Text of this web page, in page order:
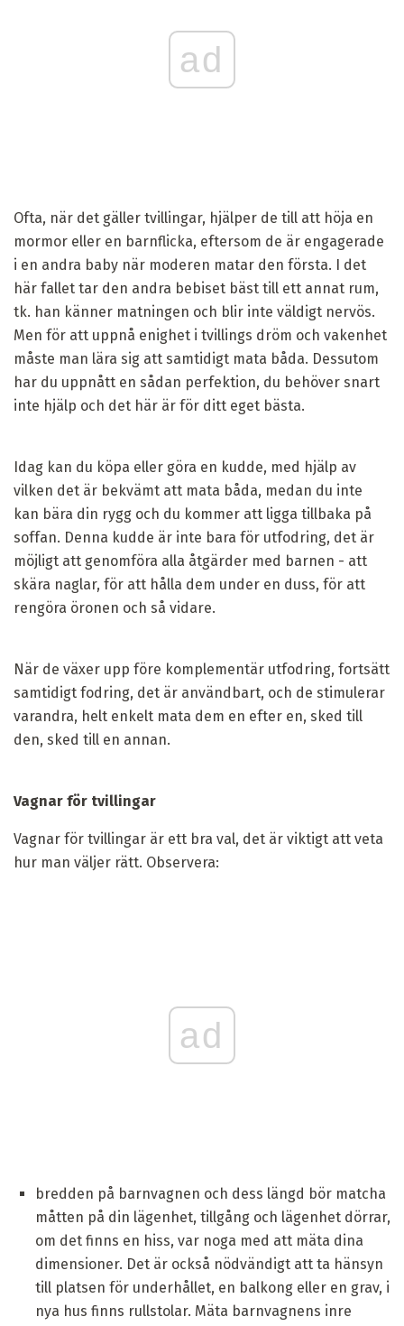
ad
Ofta, när det gäller tvillingar, hjälper de till att höja en
mormor eller en barnflicka, eftersom de är engagerade
i en andra baby när moderen matar den första. I det
här fallet tar den andra bebiset bäst till ett annat rum,
tk. han känner matningen och blir inte väldigt nervös.
Men för att uppnå enighet i tvillings dröm och vakenhet
måste man lära sig att samtidigt mata båda. Dessutom
har du uppnått en sådan perfektion, du behöver snart
inte hjälp och det här är för ditt eget bästa.
Idag kan du köpa eller göra en kudde, med hjälp av
vilken det är bekvämt att mata båda, medan du inte
kan bära din rygg och du kommer att ligga tillbaka på
soffan. Denna kudde är inte bara för utfodring, det är
möjligt att genomföra alla åtgärder med barnen - att
skära naglar, för att hålla dem under en duss, för att
rengöra öronen och så vidare.
När de växer upp före komplementär utfodring, fortsätt
samtidigt fodring, det är användbart, och de stimulerar
varandra, helt enkelt mata dem en efter en, sked till
den, sked till en annan.
Vagnar för tvillingar
Vagnar för tvillingar är ett bra val, det är viktigt att veta
hur man väljer rätt. Observera:
ad
bredden på barnvagnen och dess längd bör matcha
måtten på din lägenhet, tillgång och lägenhet dörrar,
om det finns en hiss, var noga med att mäta dina
dimensioner. Det är också nödvändigt att ta hänsyn
till platsen för underhållet, en balkong eller en grav, i
nya hus finns rullstolar. Mäta barnvagnens inre